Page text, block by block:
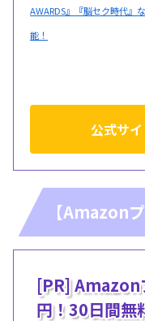
AWARDS』『脳セク時代』
能！
公式サ
【Amazon
[PR] Amazon
円！30日間無